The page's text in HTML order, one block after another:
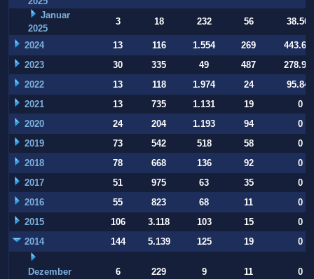
Januar
2025
3 18 232 56 38.506
2024 13 116 1.554 269
2023
30 335 49 487
2022
13 118 1.974 24
95.847
2021
13 735 1.131 19
0
2020
24 204 1.193 94
0
2019
73 542 518 58
0
2018
78 668 136 92
0
2017
51 975 63 35
0
2016
55 823 68 11
0
2015
106 3.118 103 15
0
2014
144 5.139 125 19 0
Dezember
6 229 9 11 0